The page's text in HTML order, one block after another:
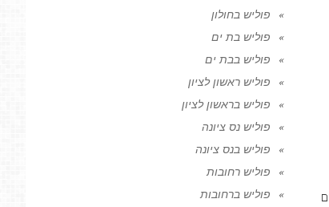
פוליש בחולון
פוליש בת ים
פוליש בבת ים
פוליש ראשון לציון
פוליש בראשון לציון
פוליש נס ציונה
פוליש בנס ציונה
פוליש רחובות
פוליש ברחובות